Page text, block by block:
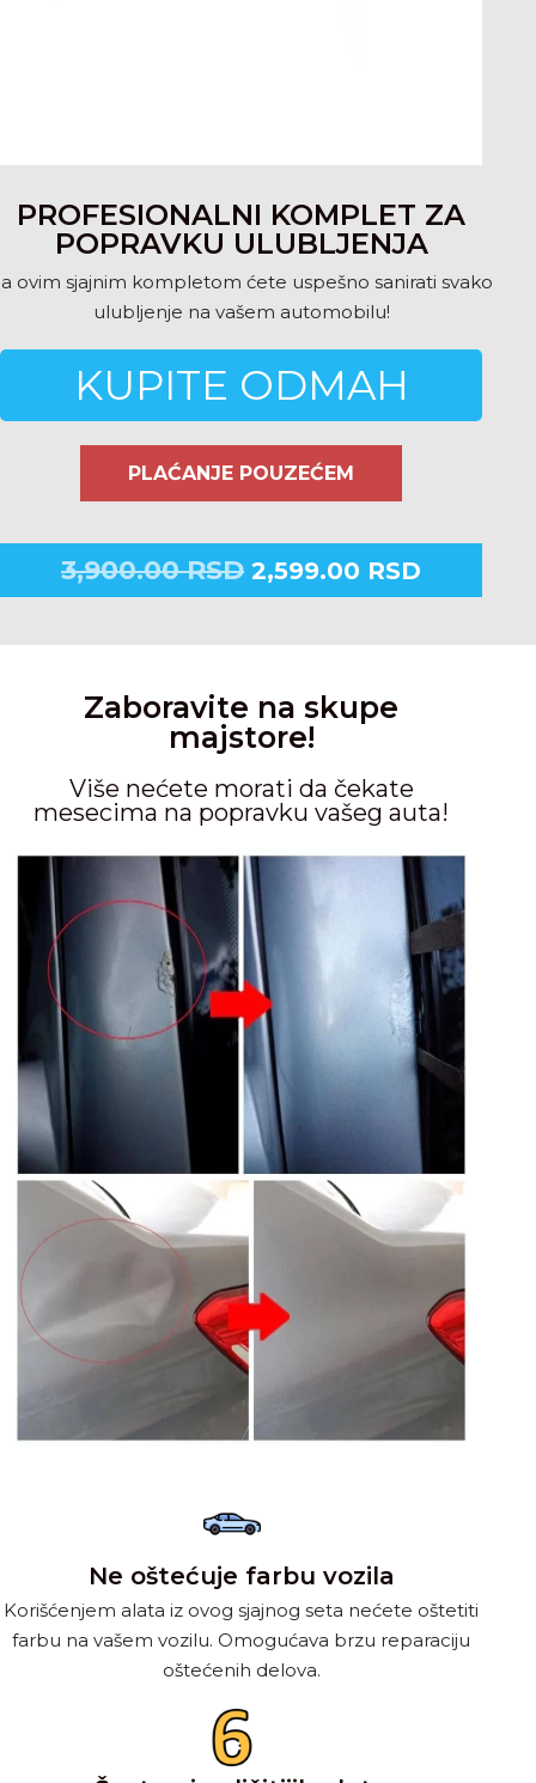
PROFESIONALNI KOMPLET ZA
POPRAVKU ULUBLJENJA
ovim sjajnim kompletom ćete uspešno sanirati svako
ulubljenje na vašem automobilu!
KUPITE ODMAH
PLAĆANJE POUZEĆEM
3,900.00RSD 2,599.00 RSD
Zaboravite na skupe
majstore!
Više nećete morati da čekate
mesecima na popravku vašeg auta!
Ne oštećuje farbu vozila
Korišćenjem alata iz ovog sjajnog seta nećete oštetiti
farbu na vašem vozilu. Omogućava brzu reparaciju
oštećenih delova.